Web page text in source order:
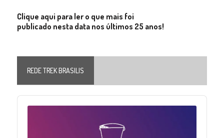
Clique aqui para ler o que mais foi
publicado nesta data nos últimos 25 anos!
REDE TREK BRASILIS
Audio
Player